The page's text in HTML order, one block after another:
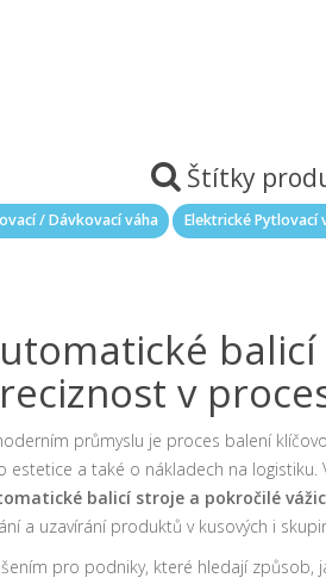
Štítky
/ Dávkovací váha Elektrické Pytlovací
v
průmyslu je proces balení
estetice a také o nákladech na
balicí stroje a pokročilé
a uzavírání produktů v kusových i
pro podniky, které hledají způsob,